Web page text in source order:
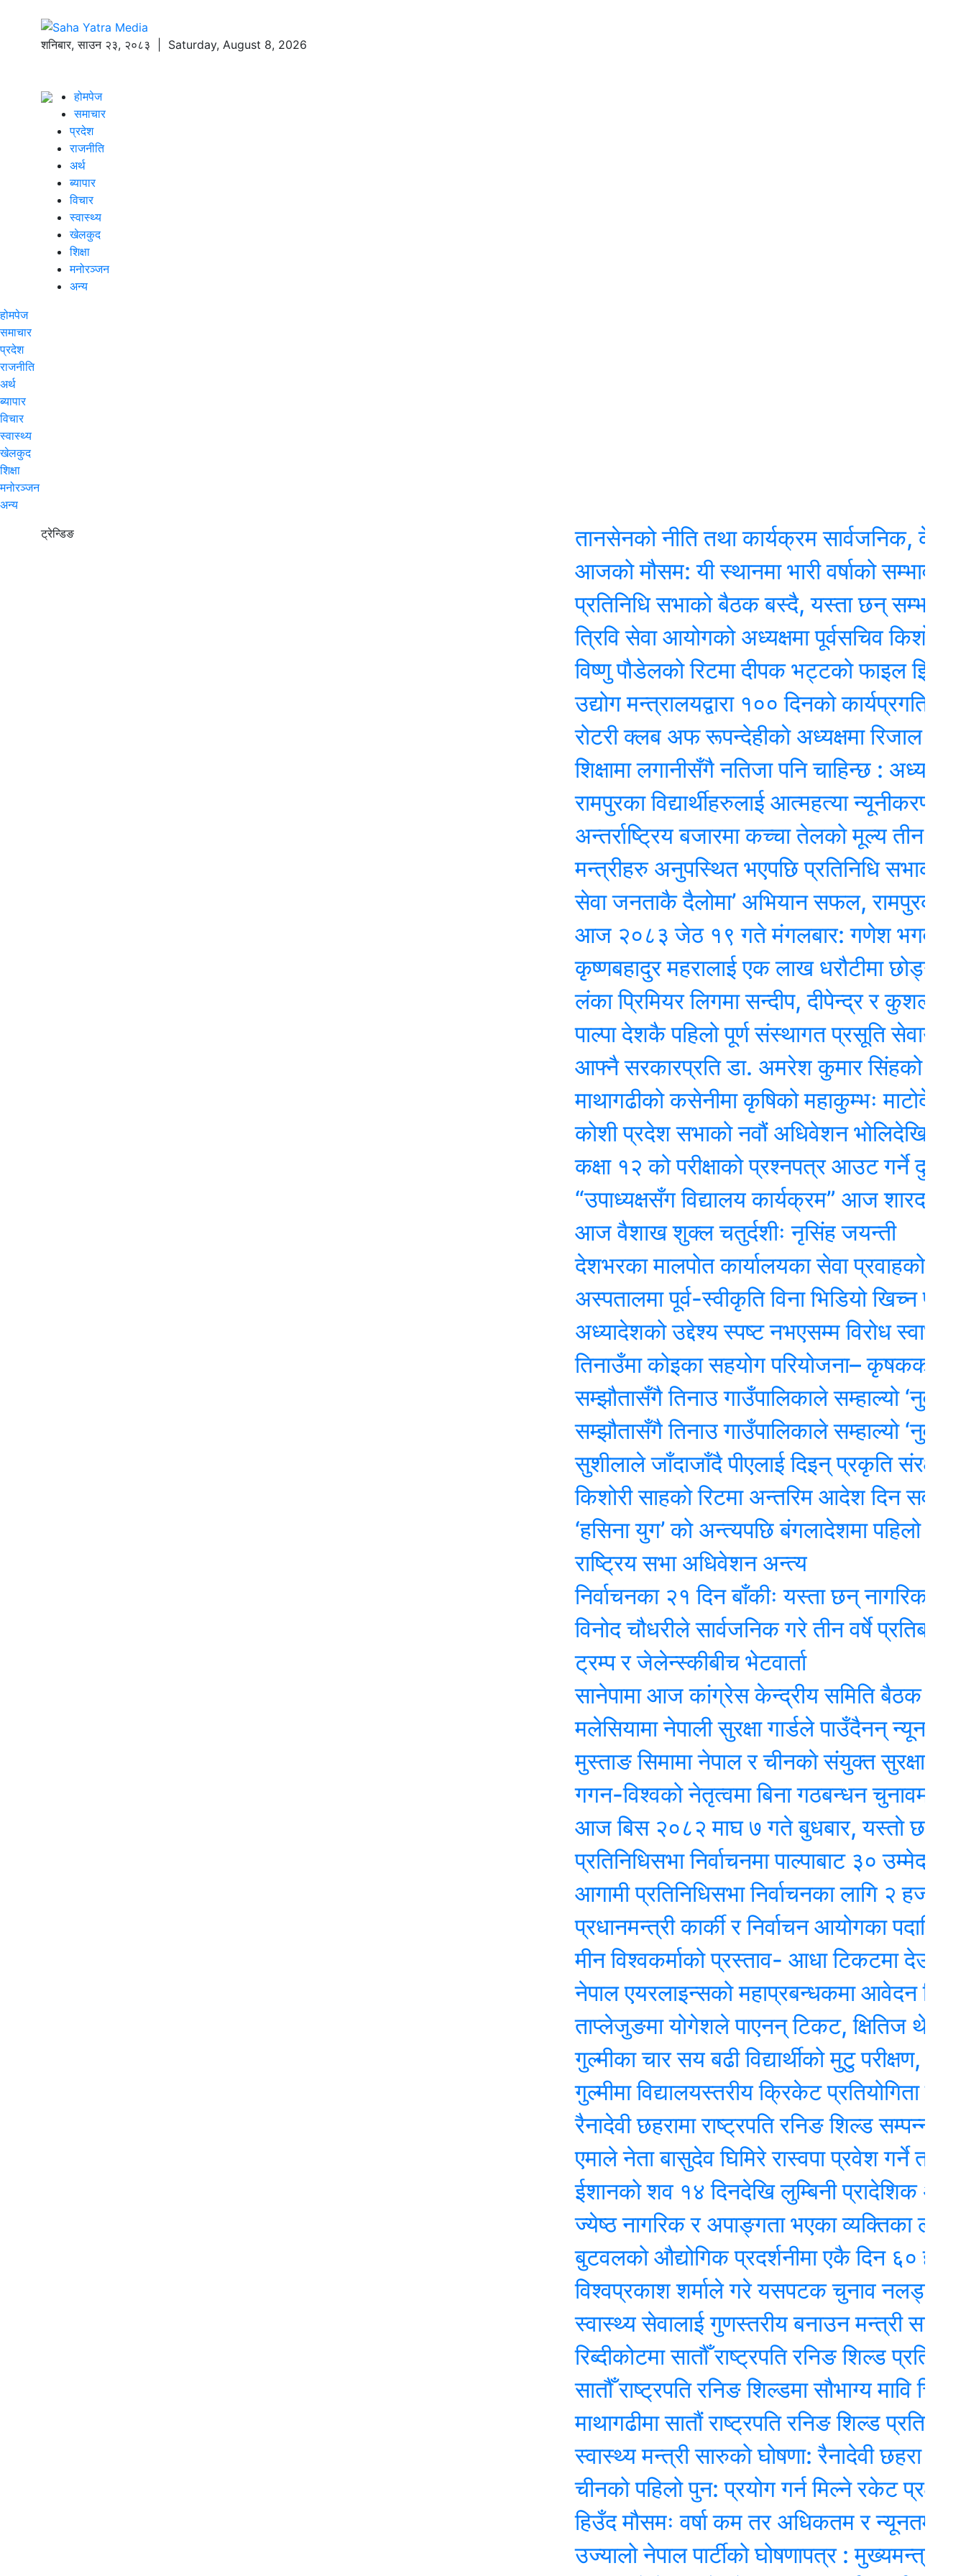
शनिबार,साउन २३, २०८३ | Saturday, August 8, 2026
होमपेज
समाचार
प्रदेश
राजनीति
अर्थ
ब्यापार
विचार
स्वास्थ्य
खेलकुद
शिक्षा
मनोरञ्जन
अन्य
होमपेज
समाचार
प्रदेश
राजनीति
अर्थ
ब्यापार
विचार
स्वास्थ्य
खेलकुद
शिक्षा
मनोरञ्जन
अन्य
ट्रेन्डिङ
तानसेनको नीति तथा कार्यक्रम सार्वजनिक, के के छन्
आजको मौसम: यी स्थानमा भारी वर्षाको सम्भावना
प्रतिनिधि सभाको बैठक बस्दै, यस्ता छन् सम्भावित
त्रिवि सेवा आयोगको अध्यक्षमा पूर्वसचिव किशोर थापा
विष्णु पौडेलको रिटमा दीपक भट्टको फाइल झिकाउन
उद्योग मन्त्रालयद्वारा १०० दिनको कार्यप्रगति विवरण
रोटरी क्लब अफ रूपन्देहीकाे अध्यक्षमा रिजाल
शिक्षामा लगानीसँगै नतिजा पनि चाहिन्छ : अध्यक्ष प्रेम
रामपुरका विद्यार्थीहरुलाई आत्महत्या न्यूनीकरण र बाल
अन्तर्राष्ट्रिय बजारमा कच्चा तेलको मूल्य तीन महिनाकै
मन्त्रीहरु अनुपस्थित भएपछि प्रतिनिधि सभाको बैठक
सेवा जनताकै दैलोमा’ अभियान सफल, रामपुरको घुम्ती
आज २०८३ जेठ १९ गते मंगलबार: गणेश भगवानकाे
कृष्णबहादुर महरालाई एक लाख धरौटीमा छोड्न विशेष
लंका प्रिमियर लिगमा सन्दीप, दीपेन्द्र र कुशल खेल्ने
पाल्पा देशकै पहिलो पूर्ण संस्थागत प्रसूति सेवायुक्त
आफ्नै सरकारप्रति डा. अमरेश कुमार सिंहको संसदमा
माथागढीको कसेनीमा कृषिको महाकुम्भः माटोदेखि गोबर
कोशी प्रदेश सभाको नवौं अधिवेशन भोलिदेखि, पर्सि
कक्षा १२ को परीक्षाको प्रश्नपत्र आउट गर्ने दुई जना
“उपाध्यक्षसँग विद्यालय कार्यक्रम” आज शारदा
आज वैशाख शुक्ल चतुर्दशीः नृसिंह जयन्ती
देशभरका मालपोत कार्यालयका सेवा प्रवाहको डिजिटल
अस्पतालमा पूर्व-स्वीकृति विना भिडियो खिच्न प्रतिबन्ध
अध्यादेशको उद्देश्य स्पष्ट नभएसम्म विरोध स्वाभाविकः
तिनाउँमा कोइका सहयोग परियोजना– कृषकको आम्दानी
सम्झौतासँगै तिनाउ गाउँपालिकाले सम्हाल्यो ‘नुवाकोट
सम्झौतासँगै तिनाउ गाउँपालिकाले सम्हाल्यो ‘नुवाकोट
सुशीलाले जाँदाजाँदै पीएलाई दिइन् प्रकृति संरक्षण कोषको
किशोरी साहको रिटमा अन्तरिम आदेश दिन सर्वोच्चको
‘हसिना युग’ को अन्त्यपछि बंगलादेशमा पहिलो आम
राष्ट्रिय सभा अधिवेशन अन्त्य
निर्वाचनका २१ दिन बाँकीः यस्ता छन् नागरिक शिक्षा
विनोद चौधरीले सार्वजनिक गरे तीन वर्षे प्रतिबद्धताको
ट्रम्प र जेलेन्स्कीबीच भेटवार्ता
सानेपामा आज कांग्रेस केन्द्रीय समिति बैठक : मूल
मलेसियामा नेपाली सुरक्षा गार्डले पाउँदैनन् न्यूनतम तलब !
मुस्ताङ सिमामा नेपाल र चीनकाे संयुक्त सुरक्षा गस्ती
गगन-विश्वको नेतृत्वमा बिना गठबन्धन चुनावमा होमियो
आज बिस २०८२ माघ ७ गते बुधबार, यस्ताे छ आजको
प्रतिनिधिसभा निर्वाचनमा पाल्पाबाट ३० उम्मेदवारको
आगामी प्रतिनिधिसभा निर्वाचनका लागि २ हजार ९ सय
प्रधानमन्त्री कार्की र निर्वाचन आयोगका
मीन विश्वकर्माको प्रस्ताव- आधा टिकटमा देउवाले
नेपाल एयरलाइन्सको महाप्रबन्धकमा आवेदन दिएका १०
ताप्लेजुङमा योगेशले पाएनन् टिकट, क्षितिज थेबे उम्मेदवार
गुल्मीका चार सय बढी विद्यार्थीको मुटु परीक्षण, दुईजनाको
गुल्मीमा विद्यालयस्तरीय क्रिकेट प्रतियोगिता हुदैँ
रैनादेवी छहरामा राष्ट्रपति रनिङ शिल्ड सम्पन्न, महाकाली
एमाले नेता बासुदेव घिमिरे रास्वपा प्रवेश गर्ने तयारीमा,
ईशानको शव १४ दिनदेखि लुम्बिनी प्रादेशिक अस्पतालमा
ज्येष्ठ नागरिक र अपाङ्गता भएका व्यक्तिका लागि वरदान
बुटवलको औद्योगिक प्रदर्शनीमा एकै दिन ६० हजारले
विश्वप्रकाश शर्माले गरे यसपटक चुनाव नलड्ने घोषणा
स्वास्थ्य सेवालाई गुणस्तरीय बनाउन मन्त्री सारुको जोड
रिब्दीकोटमा सातौँ राष्ट्रपति रनिङ शिल्ड प्रतियोगिता
सातौँ राष्ट्रपति रनिङ शिल्डमा सौभाग्य मावि चिदीपानी
माथागढीमा सातौं राष्ट्रपति रनिङ शिल्ड प्रतियोगिता सुरु
स्वास्थ्य मन्त्री सारुको घोषणा: रैनादेवी छहरा ‘पूर्ण
चीनको पहिलो पुन: प्रयोग गर्न मिल्ने रकेट प्रक्षेपण
हिउँद मौसमः वर्षा कम तर अधिकतम र न्यूनतम तापक्रम
उज्यालो नेपाल पार्टीको घोषणापत्र : मुख्यमन्त्री